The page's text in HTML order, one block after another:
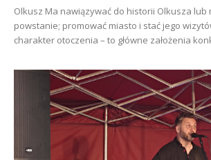
Olkusz Ma nawiązywać do historii Olkusza lub
powstanie; promować miasto i stać jego
charakter otoczenia – to główne założenia